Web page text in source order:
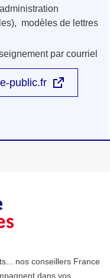
modèles de lettres
par courriel
public.fr
nos conseillers France
dans vos